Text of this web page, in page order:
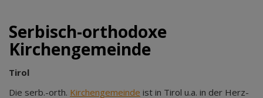
Serbisch-orthodoxe
Kirchengemeinde
Tirol
Die serb.-orth. Kirchengemeinde ist in Tirol u.a. in der Herz-